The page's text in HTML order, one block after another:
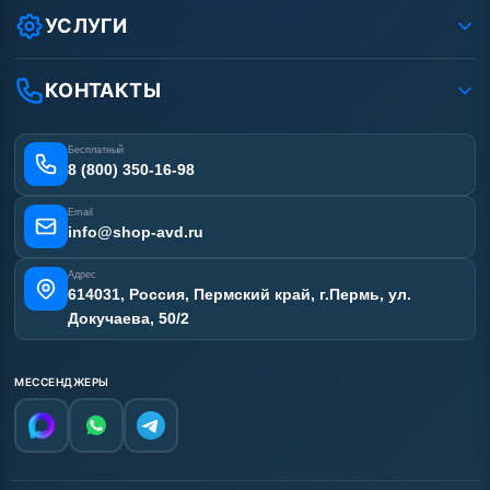
Условия соглашения
Вакансии
Статьи
Оплата
Доставка
Лизинг
Получить скидку
УСЛУГИ
Ремонт АВД
Сертификаты
Наши работы
Отзывы наших клиентов
Карта сайта
КОНТАКТЫ
Бесплатный
8 (800) 350-16-98
Email
info@shop-avd.ru
Адрес
614031, Россия, Пермский край, г.Пермь, ул.
Докучаева, 50/2
МЕССЕНДЖЕРЫ